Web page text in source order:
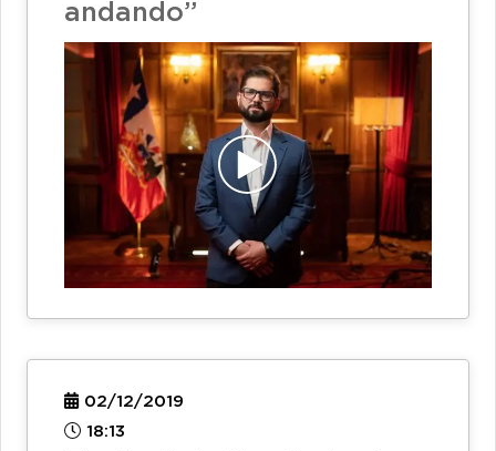
andando”
02/12/2019
18:13